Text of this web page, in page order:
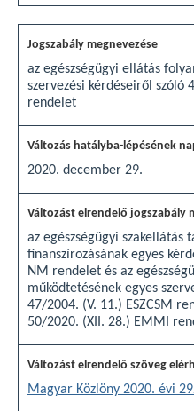
az egészségügyi ellátás
szervezési kérdéseiről szóló
rendelet
2020. december 29.
az egészségügyi szakellátás
finanszírozásának egyes
NM rendelet és az
működtetésének egyes
47/2004. (V. 11.) ESZCSM
50/2020. (XII. 28.) EMMI
Magyar Közlöny 2020. évi